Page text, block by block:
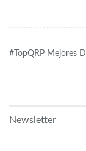
#TopQRP Mejores
Newsletter